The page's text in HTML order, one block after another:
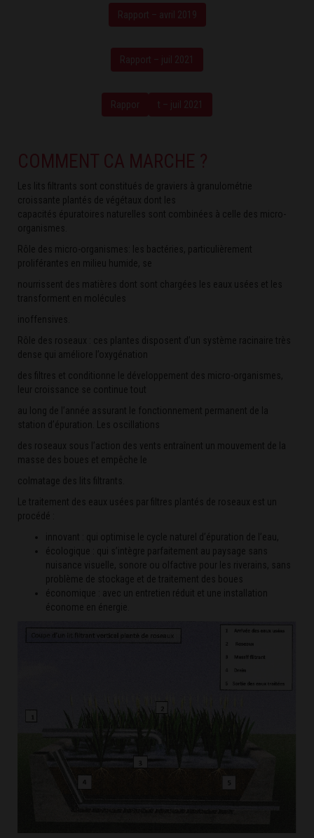
Rapport – avril 2019
Rapport – juil 2021
Rappor t – juil 2021
COMMENT CA MARCHE ?
Les lits filtrants sont constitués de graviers à granulométrie
croissante plantés de végétaux dont les
capacités épuratoires naturelles sont combinées à celle des micro-
organismes.
Rôle des micro-organismes: les bactéries, particulièrement
proliférantes en milieu humide, se
nourrissent des matières dont sont chargées les eaux usées et les
transforment en molécules
inoffensives.
Rôle des roseaux : ces plantes disposent d’un système racinaire très
dense qui améliore l’oxygénation
des filtres et conditionne le développement des micro-organismes,
leur croissance se continue tout
au long de l’année assurant le fonctionnement permanent de la
station d’épuration. Les oscillations
des roseaux sous l’action des vents entraînent un mouvement de la
masse des boues et empêche le
colmatage des lits filtrants.
Le traitement des eaux usées par filtres plantés de roseaux est un
procédé :
innovant : qui optimise le cycle naturel d’épuration de l’eau,
écologique : qui s’intègre parfaitement au paysage sans
nuisance visuelle, sonore ou olfactive pour les riverains, sans
problème de stockage et de traitement des boues
économique : avec un entretien réduit et une installation
économe en énergie.